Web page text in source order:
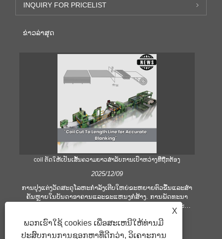
INQUIRY FOR PRICELIST
ຂ່າວ​ລ່າ​ສຸດ
coil ຕັດໃຫ້ເປັນເສັ້ນຄວາມຍາວສໍາລັບການເປົ່າຫວ່າງທີ່ຖືກຕ້ອງ
2025/12/09
ການປຸງແຕ່ງວັດສະດຸໂລຫະກໍາລັງເຕີບໃຫຍ່ຂະຫຍາຍຕົວຂື້ນແລະສໍາ
ຄັນຫຼາຍໃນບັນດາອາຄານແລະຂະແຫນງກໍ່ສ້າງ. ການພັດທະນາ
ເຕັກໂນໂລຢີແລະການຫັນປ່ຽນຄວາມຄາດຫວັງຂອງລູກຄ້າກໍາມະກໍາ
ບໍລິສັດເພື່ອຕອບສະຫນອງເງື່ອນໄຂການຜະລິດທີ່ຍິ່ງໃຫຍ່ແລະຄວາມ
ຕ້ອງການດ້ານຄຸນນະພາບ. ເຕັກນິກການປຸງແຕ່ງມືແບບທໍາມະດາແມ່ນ
ບໍ່ພຽງພໍທີ່ຈະຕອບສະຫນອງຄວາມຕ້ອງການຂອງອຸດສາຫະກໍາທີ່ທັນ
X
ພວກເຮົາໃຊ້ cookies ເພື່ອສະເຫນີໃຫ້ທ່ານມີ
ປະສົບການການຊອກຫາທີ່ດີກວ່າ, ວິເຄາະການ